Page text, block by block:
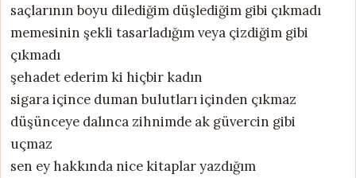
saçlarının boyu dilediğim düşlediğim gibi çıkmadı
memesinin şekli tasarladığım veya çizdiğim gibi
çıkmadı
şehadet ederim ki hiçbir kadın
sigara içince duman bulutları içinden çıkmaz
düşünceye dalınca zihnimde ak güvercin gibi
uçmaz
sen ey hakkında nice kitaplar yazdığım